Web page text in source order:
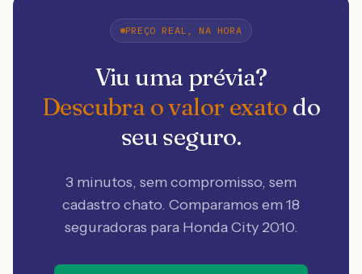
PREÇO REAL, NA HORA
Viu uma prévia?
Descubra o valor exato do
seu seguro.
3 minutos, sem compromisso, sem
cadastro chato. Comparamos em 18
seguradoras para Honda City 2010.